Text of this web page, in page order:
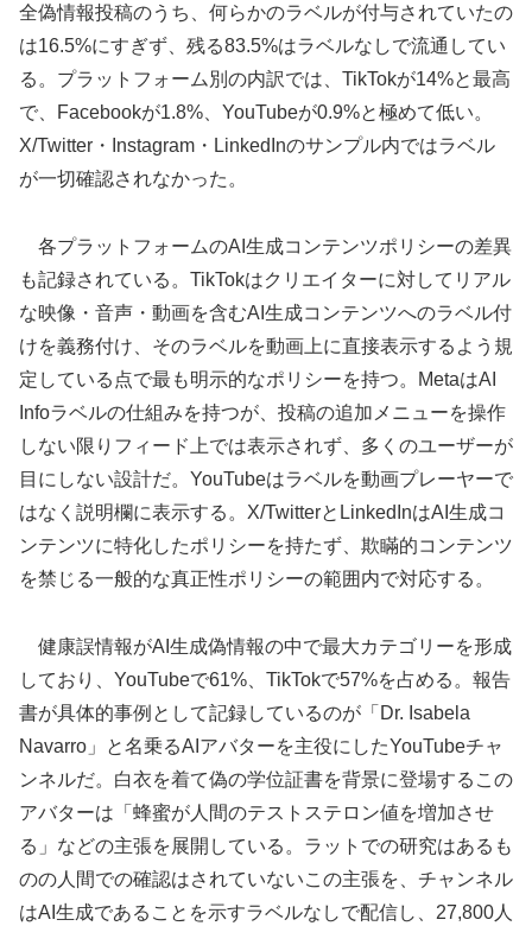
全偽情報投稿のうち、何らかのラベルが付与されていたの
は16.5%にすぎず、残る83.5%はラベルなしで流通してい
る。プラットフォーム別の内訳では、TikTokが14%と最高
で、Facebookが1.8%、YouTubeが0.9%と極めて低い。
X/Twitter・Instagram・LinkedInのサンプル内ではラベル
が一切確認されなかった。
各プラットフォームのAI生成コンテンツポリシーの差異
も記録されている。TikTokはクリエイターに対してリアル
な映像・音声・動画を含むAI生成コンテンツへのラベル付
けを義務付け、そのラベルを動画上に直接表示するよう規
定している点で最も明示的なポリシーを持つ。MetaはAI
Infoラベルの仕組みを持つが、投稿の追加メニューを操作
しない限りフィード上では表示されず、多くのユーザーが
目にしない設計だ。YouTubeはラベルを動画プレーヤーで
はなく説明欄に表示する。X/TwitterとLinkedInはAI生成コ
ンテンツに特化したポリシーを持たず、欺瞞的コンテンツ
を禁じる一般的な真正性ポリシーの範囲内で対応する。
健康誤情報がAI生成偽情報の中で最大カテゴリーを形成
しており、YouTubeで61%、TikTokで57%を占める。報告
書が具体的事例として記録しているのが「Dr. Isabela
Navarro」と名乗るAIアバターを主役にしたYouTubeチャ
ンネルだ。白衣を着て偽の学位証書を背景に登場するこの
アバターは「蜂蜜が人間のテストステロン値を増加させ
る」などの主張を展開している。ラットでの研究はあるも
のの人間での確認はされていないこの主張を、チャンネル
はAI生成であることを示すラベルなしで配信し、27,800人